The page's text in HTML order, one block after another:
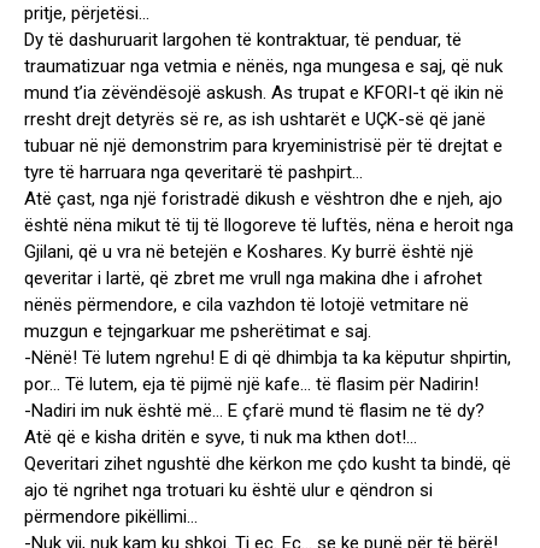
pritje, përjetësi…
Dy të dashuruarit largohen të kontraktuar, të penduar, të
traumatizuar nga vetmia e nënës, nga mungesa e saj, që nuk
mund t’ia zëvëndësojë askush. As trupat e KFORI-t që ikin në
rresht drejt detyrës së re, as ish ushtarët e UÇK-së që janë
tubuar në një demonstrim para kryeministrisë për të drejtat e
tyre të harruara nga qeveritarë të pashpirt…
Atë çast, nga një foristradë dikush e vështron dhe e njeh, ajo
është nëna mikut të tij të llogoreve të luftës, nëna e heroit nga
Gjilani, që u vra në betejën e Koshares. Ky burrë është një
qeveritar i lartë, që zbret me vrull nga makina dhe i afrohet
nënës përmendore, e cila vazhdon të lotojë vetmitare në
muzgun e tejngarkuar me psherëtimat e saj.
-Nënë! Të lutem ngrehu! E di që dhimbja ta ka këputur shpirtin,
por… Të lutem, eja të pijmë një kafe… të flasim për Nadirin!
-Nadiri im nuk është më… E çfarë mund të flasim ne të dy?
Atë që e kisha dritën e syve, ti nuk ma kthen dot!…
Qeveritari zihet ngushtë dhe kërkon me çdo kusht ta bindë, që
ajo të ngrihet nga trotuari ku është ulur e qëndron si
përmendore pikëllimi…
-Nuk vij, nuk kam ku shkoj. Ti ec. Ec… se ke punë për të bërë!